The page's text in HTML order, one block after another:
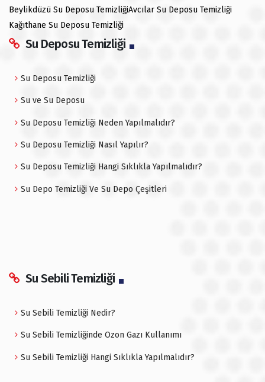
Beylikdüzü Su Deposu TemizliğiAvcılar Su Deposu Temizliği
Kağıthane Su Deposu Temizliği
Su Deposu Temizliği
Su Deposu Temizliği
Su ve Su Deposu
Su Deposu Temizliği Neden Yapılmalıdır?
Su Deposu Temizliği Nasıl Yapılır?
Su Deposu Temizliği Hangi Sıklıkla Yapılmalıdır?
Su Depo Temizliği Ve Su Depo Çeşitleri
Su Sebili Temizliği
Su Sebili Temizliği Nedir?
Su Sebili Temizliğinde Ozon Gazı Kullanımı
Su Sebili Temizliği Hangi Sıklıkla Yapılmalıdır?